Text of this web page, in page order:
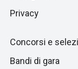
Privacy
Concorsi e
Bandi di gara